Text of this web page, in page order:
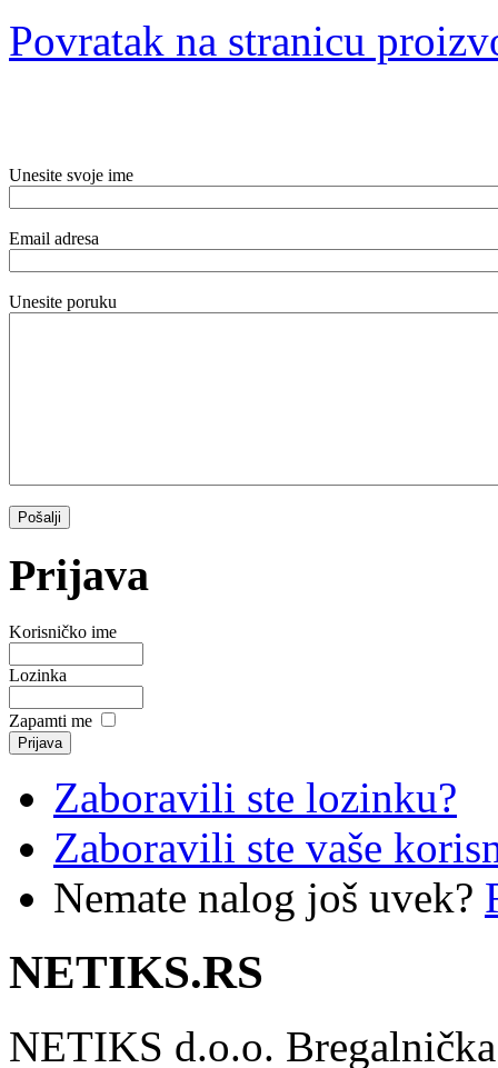
Povratak na stranicu
Unesite svoje ime
Email adresa
Unesite poruku
Prijava
Korisničko ime
Lozinka
Zapamti me
Zaboravili ste lozinku?
Zaboravili ste vaše
Nemate nalog još uvek?
NETIKS.RS
NETIKS d.o.o.